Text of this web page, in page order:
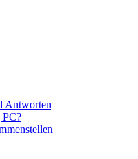
Antworten
PC?